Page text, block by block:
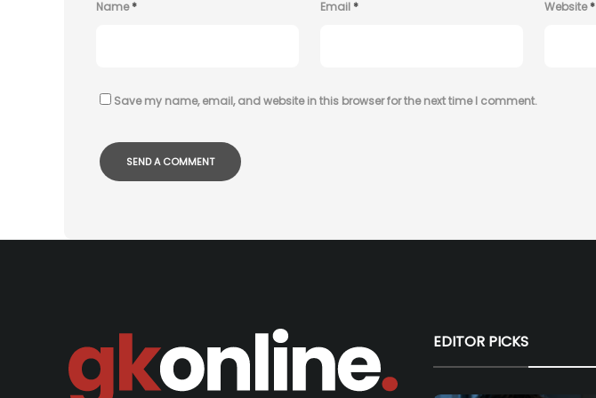
Name* Email* Website*
Save my name, email, and website in this browser for the next time I comment.
EDITOR PICKS